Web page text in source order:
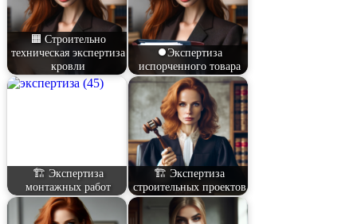
🟧 Строительно
техническая экспертиза
кровли
⏺️Экспертиза
испорченного товара
🏗️ Экспертиза
монтажных работ
🏗️ Экспертиза
строительных проектов